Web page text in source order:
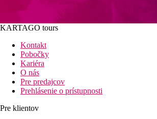
KARTAGO tours
Kontakt
Pobočky
Kariéra
O nás
Pre predajcov
Prehlásenie o prístupnosti
Pre klientov